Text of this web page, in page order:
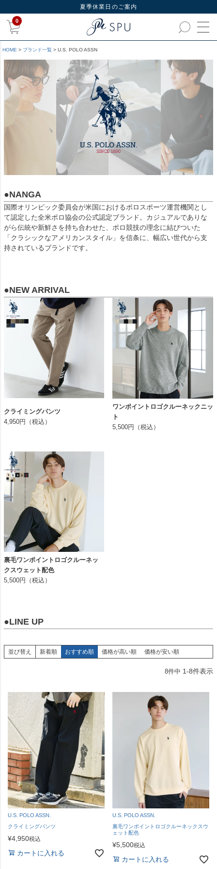
夏季休業日のご案内
0
HOME ブランド一覧 U.S. POLO ASSN
●NANGA
国際オリンピック委員会が米国におけるポロスポーツ運営機関とし
て認定した全米ポロ協会の公式認定ブランド。カジュアルでありな
がら伝統や新鮮さを持ち合わせた、ポロ競技の理念に結びついた
「クラシックなアメリカンスタイル」を信条に、幅広い世代から支
持されているブランドです。
●NEW ARRIVAL
クライミングパンツ
4,950円（税込）
ワンポイントロゴクルーネックニッ
ト
5,500円（税込）
裏毛ワンポイントロゴクルーネッ
クスウェット配色
5,500円（税込）
●LINE UP
並び替え 新着順 おすすめ順 価格が高い順 価格が安い順
8件中 1-8件表示
U.S. POLO ASSN.
クライミングパンツ
¥4,950税込
カートに入れる
U.S. POLO ASSN.
裏毛ワンポイントロゴクルーネックスウ
ェット配色
¥5,500税込
カートに入れる